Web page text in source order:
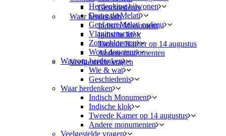
Geschiedenis
Waar herdenken
Indisch Monument
Indische klok
Tweede Kamer op 14 augustus
Andere monumenten
Veelgestelde vragen
Herdenking bijwonen
Draag de Melati
Geef een Melati cadeau
Vlaginstructie
Zonnebloemen
Word donateur
Waarom herdenken
Wie & wat
Geschiedenis
Waar herdenken
Indisch Monument
Indische klok
Tweede Kamer op 14 augustus
Andere monumenten
Veelgestelde vragen